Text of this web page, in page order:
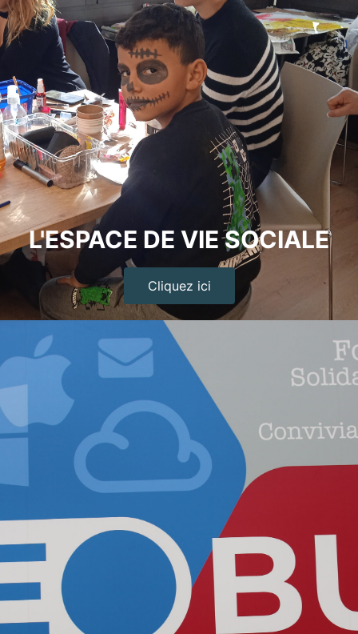
L'ESPACE DE VIE SOCIALE
Cliquez ici